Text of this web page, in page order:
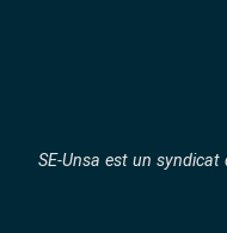
SE-Unsa est un syndicat